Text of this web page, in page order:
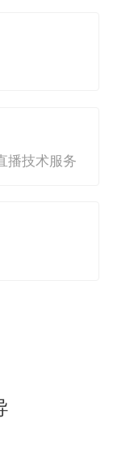
播技术服务